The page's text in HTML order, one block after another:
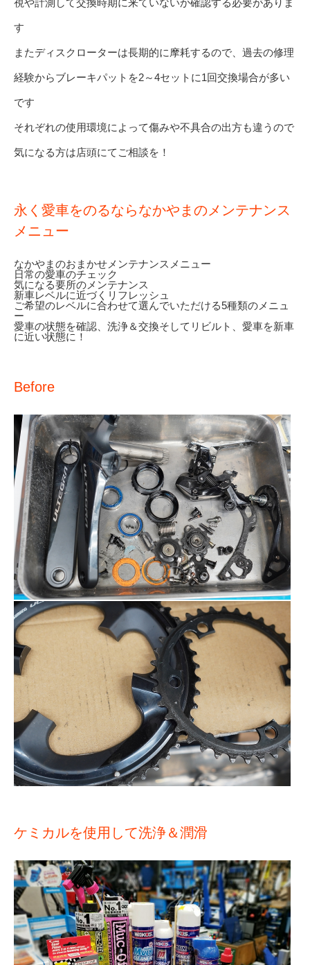
視や計測して交換時期に来ていないか確認する必要がありま
す
またディスクローターは長期的に摩耗するので、過去の修理
経験からブレーキパットを2～4セットに1回交換場合が多い
です
それぞれの使用環境によって傷みや不具合の出方も違うので
気になる方は店頭にてご相談を！
永く愛車をのるならなかやまのメンテナンス
メニュー
なかやまのおまかせメンテナンスメニュー
日常の愛車のチェック
気になる要所のメンテナンス
新車レベルに近づくリフレッシュ
ご希望のレベルに合わせて選んでいただける5種類のメニュ
ー
愛車の状態を確認、洗浄＆交換そしてリビルト、愛車を新車
に近い状態に！
Before
ケミカルを使用して洗浄＆潤滑